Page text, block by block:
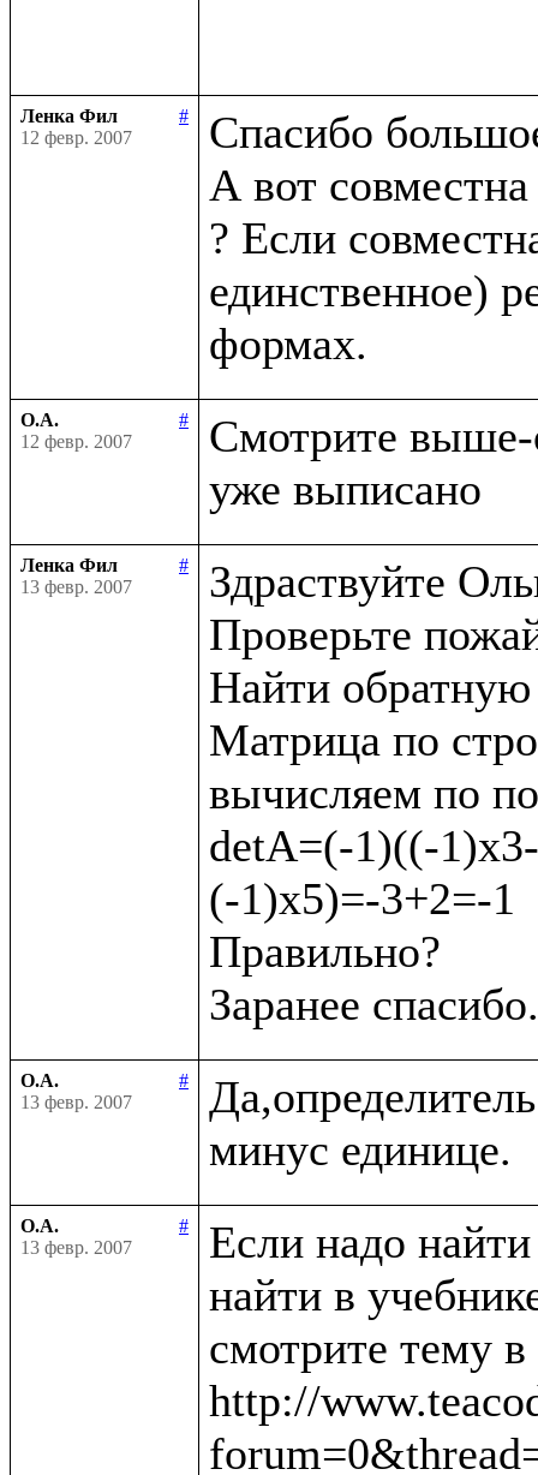
Ленка Фил
#
12 февр. 2007
Спасибо
А вот
? Если
единственное)
О.А.
#
12 февр. 2007
Смотрите
Ленка Фил
#
13 февр. 2007
Здраствуйте
Проверьте
Найти
Матрица по
вычисляем по
detA=(-1)((-
(-1)х5)=-3+2=-1
Правильно?
О.А.
#
13 февр. 2007
О.А.
#
13 февр. 2007
Если надо
найти в
смотрите тему
http://